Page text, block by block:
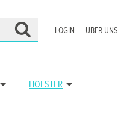
ÜBER UNS
LOGIN
HOLSTER